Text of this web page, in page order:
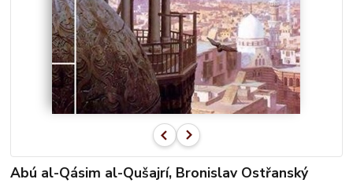
Abú al-Qásim al-Qušajrí, Bronislav Ostřanský